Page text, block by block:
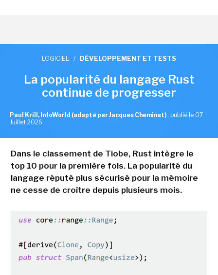
LOGICIEL / DÉVELOPPEMENT ET TESTS
La popularité du langage Rust
continue de progresser
Paul Krill, InfoWorld (adapté par Jacques Cheminat) , publié le 07
Juillet 2026
Dans le classement de Tiobe, Rust intègre le
top 10 pour la première fois. La popularité du
langage réputé plus sécurisé pour la mémoire
ne cesse de croître depuis plusieurs mois.